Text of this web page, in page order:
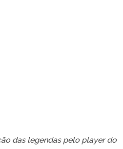
das legendas pelo player do